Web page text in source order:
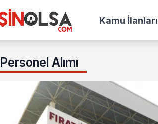
Kamu İlanları
Personel Alımı